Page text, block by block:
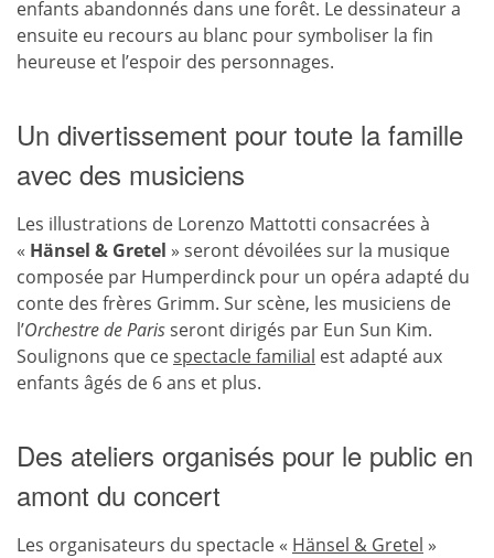
enfants abandonnés dans une forêt. Le dessinateur a
ensuite eu recours au blanc pour symboliser la fin
heureuse et l’espoir des personnages.
Un divertissement pour toute la famille
avec des musiciens
Les illustrations de Lorenzo Mattotti consacrées à
« Hänsel & Gretel » seront dévoilées sur la musique
composée par Humperdinck pour un opéra adapté du
conte des frères Grimm. Sur scène, les musiciens de
l’Orchestre de Parisseront dirigés par Eun Sun Kim.
Soulignons que cespectacle familial est adapté aux
enfants âgés de 6 ans et plus.
Des ateliers organisés pour le public en
amont du concert
Les organisateurs du spectacle « Hänsel & Gretel »